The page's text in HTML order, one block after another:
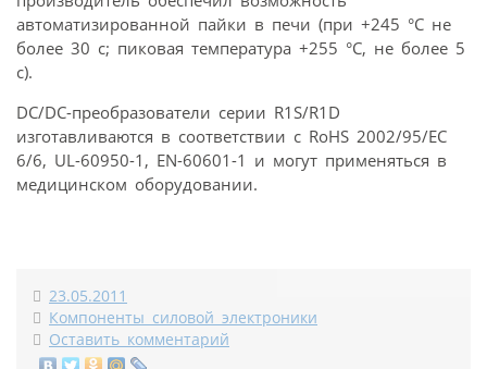
автоматизированной пайки в печи (при +245 °С не
более 30 с; пиковая температура +255 °С, не более 5
с).
DC/DC-преобразователи серии R1S/R1D
изготавливаются в соответствии с RoHS 2002/95/EC
6/6, UL-60950-1, EN-60601-1 и могут применяться в
медицинском оборудовании.
23.05.2011
Компоненты силовой электроники
Оставить комментарий